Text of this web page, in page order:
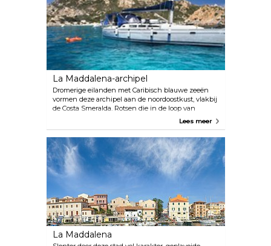
La Maddalena-archipel
Dromerige eilanden met Caribisch blauwe zeeën
vormen deze archipel aan de noordoostkust, vlakbij
de Costa Smeralda. Rotsen die in de loop van
duizenden jaren zijn uitgehouwen, kenmerken het
Maddalena, verbonden met een dam naar het
eiland Garibaldi, Caprera. Je kunt een boottocht
maken en vijf van de andere hoofdeilanden zien,
waaronder Budelli, met een prachtig lichtroze
strand genaamd Spiaggia Rosa, en Spargi.
Lees meer
La Maddalena